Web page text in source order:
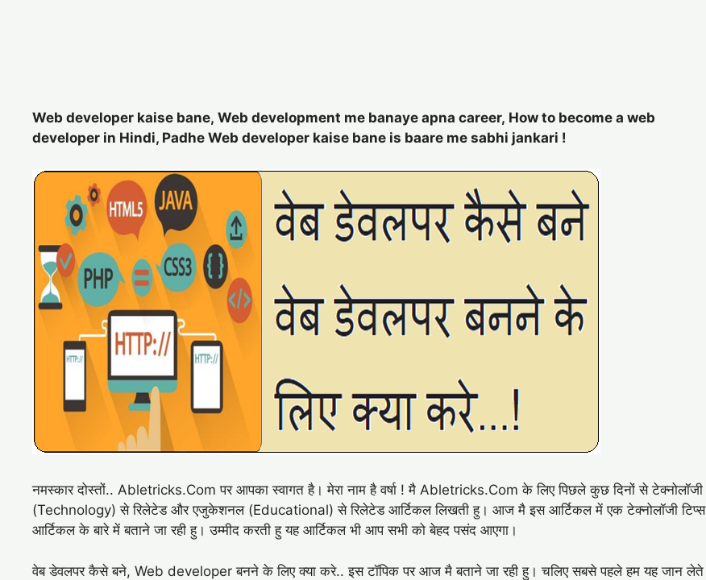
Web developer kaise bane, Web development me banaye apna career, How to become a web
developer in Hindi, Padhe Web developer kaise bane is baare me sabhi jankari !
नमस्कार दोस्तों.. Abletricks.Com पर आपका स्वागत है। मेरा नाम है वर्षा ! मै Abletricks.Com के लिए पिछले कुछ दिनों से टेक्नोलॉजी
(Technology) से रिलेटेड और एजुकेशनल (Educational) से रिलेटेड आर्टिकल लिखती हु। आज मै इस आर्टिकल में एक टेक्नोलॉजी टिप्स
आर्टिकल के बारे में बताने जा रही हु। उम्मीद करती हु यह आर्टिकल भी आप सभी को बेहद पसंद आएगा।
वेब डेवलपर कैसे बने, Web developer बनने के लिए क्या करे.. इस टॉपिक पर आज मै बताने जा रही हु। चलिए सबसे पहले हम यह जान लेते